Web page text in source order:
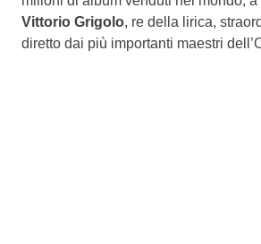
Vittorio Grigolo, re della lirica,
diretto dai più importanti maestri